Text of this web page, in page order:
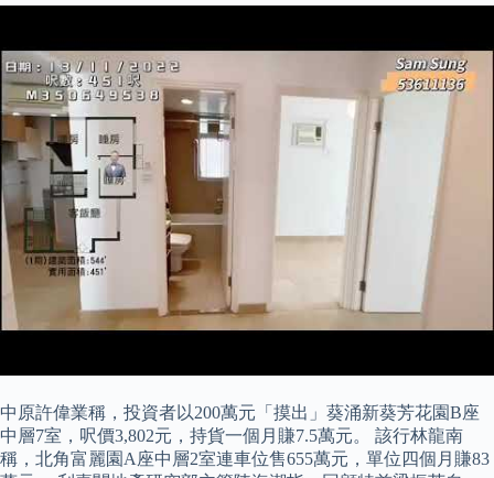
中原許偉業稱，投資者以200萬元「摸出」葵涌新葵芳花園B座
中層7室，呎價3,802元，持貨一個月賺7.5萬元。 該行林龍南
稱，北角富麗園A座中層2室連車位售655萬元，單位四個月賺83